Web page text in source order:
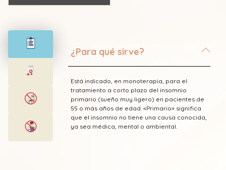
¿Para qué sirve?
Está indicado, en monoterapia, para el
tratamiento a corto plazo del insomnio
primario (sueño muy ligero) en pacientes de
55 o más años de edad. «Primario» significa
que el insomnio no tiene una causa conocida,
ya sea médica, mental o ambiental.